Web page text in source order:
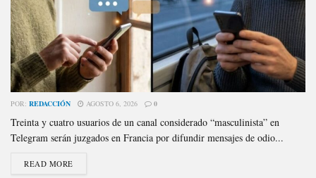
POR: REDACCIÓN AGOSTO 6, 2026 0
Treinta y cuatro usuarios de un canal considerado “masculinista” en
Telegram serán juzgados en Francia por difundir mensajes de odio...
READ MORE